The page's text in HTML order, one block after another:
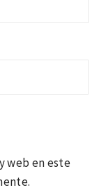
web en este